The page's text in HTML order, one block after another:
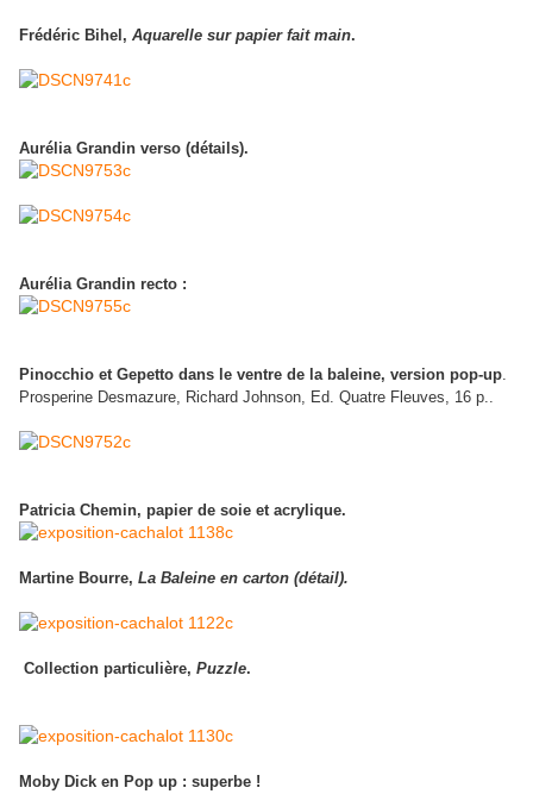
Frédéric Bihel, Aquarelle sur papier fait main.
Aurélia Grandin verso (détails).
Aurélia Grandin recto :
Pinocchio et Gepetto dans le ventre de la baleine, version pop-up.
Prosperine Desmazure, Richard Johnson, Ed. Quatre Fleuves, 16 p..
Patricia Chemin, papier de soie et acrylique.
Martine Bourre, La Baleine en carton (détail).
Collection particulière, Puzzle.
Moby Dick en Pop up : superbe !